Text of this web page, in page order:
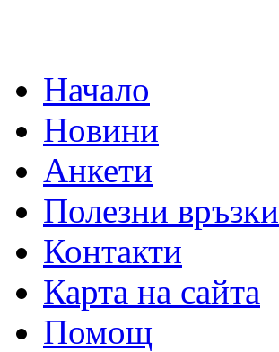
Начало
Новини
Анкети
Полезни връзки
Контакти
Карта на сайта
Помощ